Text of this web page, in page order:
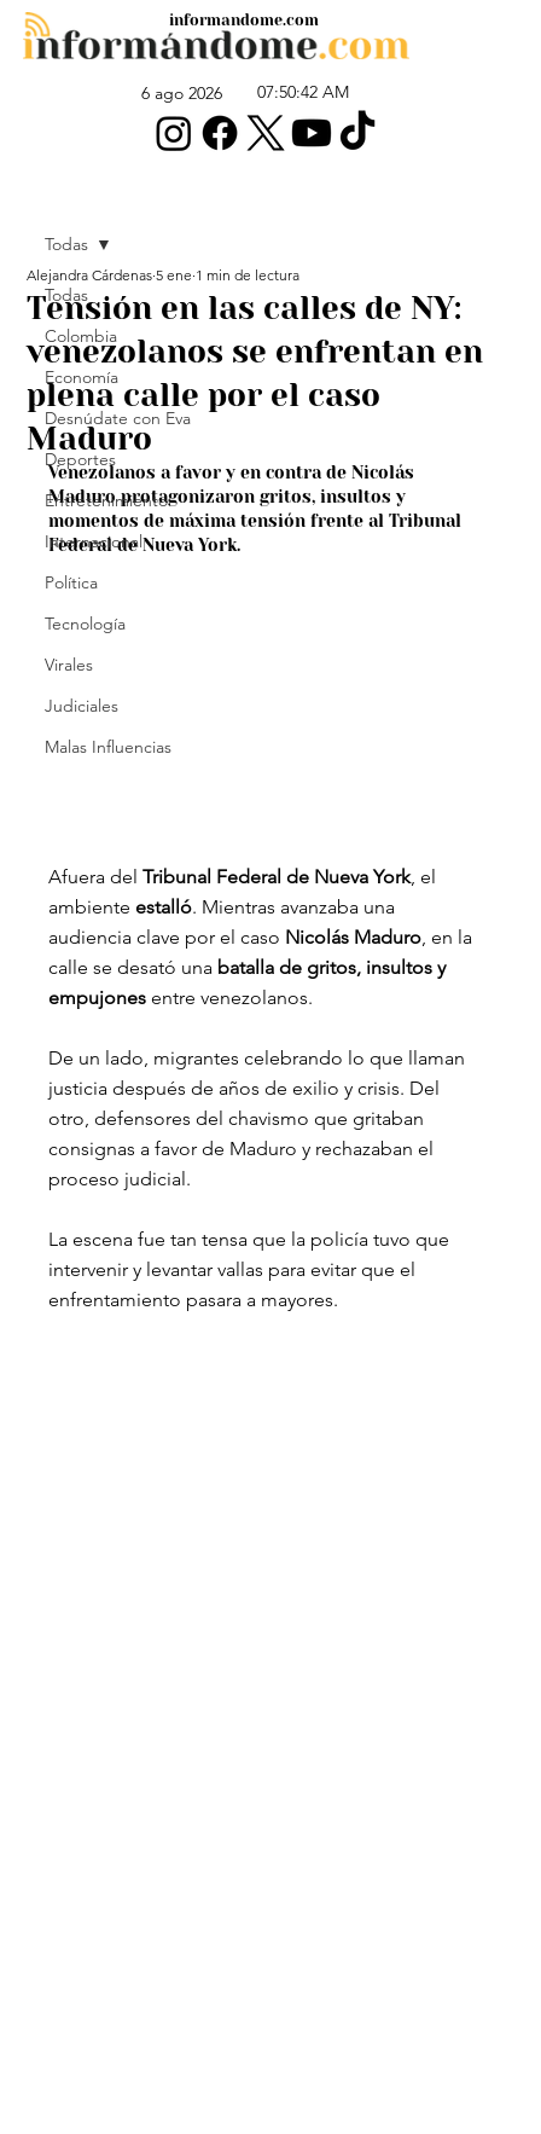
6 ago 2026 07:50:42 AM
informandome.com
Todas
Colombia
Economía
Desnúdate con Eva
Deportes
Entretenimiento
Internacional
Política
Tecnología
Virales
Judiciales
Malas Influencias
Todas
Tensión en las calles de NY:
venezolanos se enfrentan en
plena calle por el caso
Maduro
Alejandra Cárdenas 5 ene 1 min de lectura
Venezolanos a favor y en contra de Nicolás
Maduro protagonizaron gritos, insultos y
momentos de máxima tensión frente al Tribunal
Federal de Nueva York.
Afuera del Tribunal Federal de Nueva York, el
ambiente estalló. Mientras avanzaba una
audiencia clave por el caso Nicolás Maduro, en la
calle se desató una batalla de gritos, insultos y
empujones entre venezolanos.
De un lado, migrantes celebrando lo que llaman
justicia después de años de exilio y crisis. Del
otro, defensores del chavismo que gritaban
consignas a favor de Maduro y rechazaban el
proceso judicial.
La escena fue tan tensa que la policía tuvo que
intervenir y levantar vallas para evitar que el
enfrentamiento pasara a mayores.